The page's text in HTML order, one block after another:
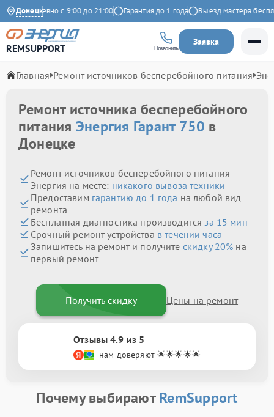
Донецк
Ежедневно с 9:00 до 21:00 Гарантия до 1 года Выезд мастера
REMSUPPORT Позвонить
Заявка
Главная Ремонт источников бесперебойного питания
Ремонт источника бесперебойного
питания Энергия Гарант 750 в
Донецке
Ремонт источников бесперебойного питания
Энергия на месте: никакого вывоза техники
Предоставим гарантию до 1 года на любой вид
ремонта
Бесплатная диагностика производитсяза 15 мин
Срочный ремонт устройства в течении часа
Запишитесь на ремонт и получите скидку 20% на
первый ремонт
Получить скидку Цены на ремонт
Отзывы 4.9 из 5
нам доверяют 🌟🌟🌟🌟🌟
Почему выбираютRemSupport